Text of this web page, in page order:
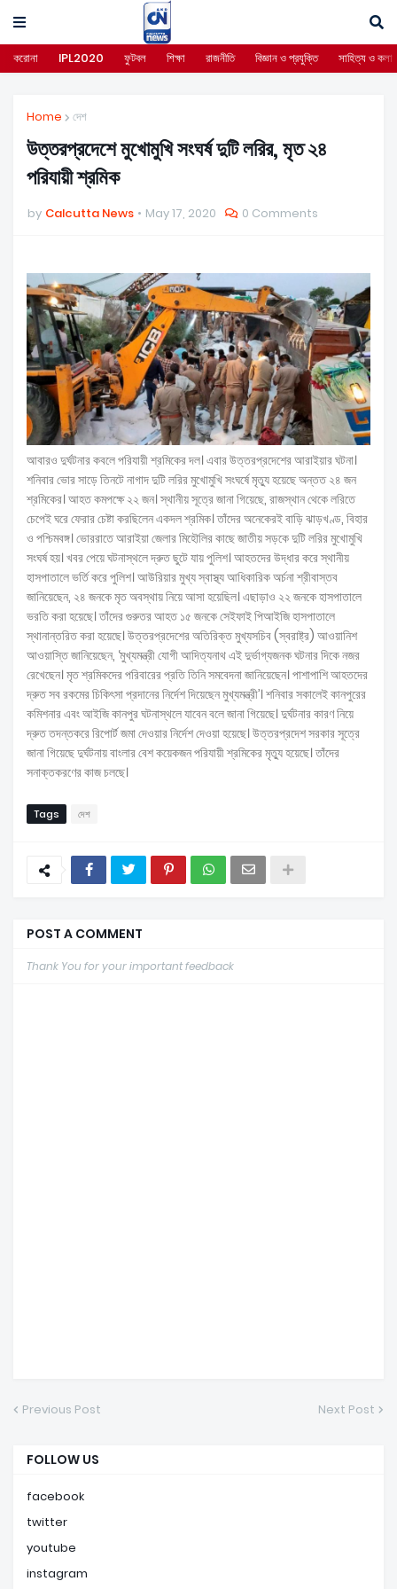
করোনা IPL2020 ফুটবল শিক্ষা রাজনীতি বিজ্ঞান ও প্রযুক্তি সাহিত্য ও কলা
Home দেশ
উত্তরপ্রদেশে মুখোমুখি সংঘর্ষ দুটি লরির, মৃত ২৪
পরিযায়ী শ্রমিক
by Calcutta News May 17, 2020 0 Comments
আবারও দুর্ঘটনার কবলে পরিযায়ী শ্রমিকের দল। এবার উত্তরপ্রদেশের আরাইয়ার ঘটনা।
শনিবার ভোর সাড়ে তিনটে নাগাদ দুটি লরির মুখোমুখি সংঘর্ষে মৃত্যু হয়েছে অন্তত ২৪ জন
শ্রমিকের। আহত কমপক্ষে ২২ জন। স্থানীয় সূত্রে জানা গিয়েছে, রাজস্থান থেকে লরিতে
চেপেই ঘরে ফেরার চেষ্টা করছিলেন একদল শ্রমিক। তাঁদের অনেকেরই বাড়ি ঝাড়খণ্ড, বিহার
ও পশ্চিমবঙ্গ। ভোররাতে আরাইয়া জেলার মিহৌলির কাছে জাতীয় সড়কে দুটি লরির মুখোমুখি
সংঘর্ষ হয়। খবর পেয়ে ঘটনাস্থলে দ্রুত ছুটে যায় পুলিশ। আহতদের উদ্ধার করে স্থানীয়
হাসপাতালে ভর্তি করে পুলিশ। আউরিয়ার মুখ্য স্বাস্থ্য আধিকারিক অর্চনা শ্রীবাস্তব
জানিয়েছেন, ২৪ জনকে মৃত অবস্থায় নিয়ে আসা হয়েছিল। এছাড়াও ২২ জনকে হাসপাতালে
ভরতি করা হয়েছে। তাঁদের গুরুতর আহত ১৫ জনকে সেইফাই পিআইজি হাসপাতালে
স্থানান্তরিত করা হয়েছে। উত্তরপ্রদেশের অতিরিক্ত মুখ্যসচিব (স্বরাষ্ট্র) আওয়ানিশ
আওয়াস্তি জানিয়েছেন, ‘মুখ্যমন্ত্রী যোগী আদিত্যনাথ এই দুর্ভাগ্যজনক ঘটনার দিকে নজর
রেখেছেন। মৃত শ্রমিকদের পরিবারের প্রতি তিনি সমবেদনা জানিয়েছেন। পাশাপাশি আহতদের
দ্রুত সব রকমের চিকিৎসা প্রদানের নির্দেশ দিয়েছেন মুখ্যমন্ত্রী’। শনিবার সকালেই কানপুরের
কমিশনার এবং আইজি কানপুর ঘটনাস্থলে যাবেন বলে জানা গিয়েছে। দুর্ঘটনার কারণ নিয়ে
দ্রুত তদন্তকরে রিপোর্ট জমা দেওয়ার নির্দেশ দেওয়া হয়েছে। উত্তরপ্রদেশ সরকার সূত্রে
জানা গিয়েছে দুর্ঘটনায় বাংলার বেশ কয়েকজন পরিযায়ী শ্রমিকের মৃত্যু হয়েছে। তাঁদের
সনাক্তকরণের কাজ চলছে।
Tags দেশ
POST A COMMENT
Thank You for your important feedback
Previous Post Next Post
FOLLOW US
facebook
twitter
youtube
instagram